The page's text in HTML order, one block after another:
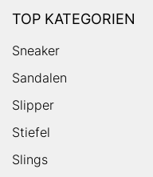
TOP KATEGORIEN
Sneaker
Sandalen
Slipper
Stiefel
Slings